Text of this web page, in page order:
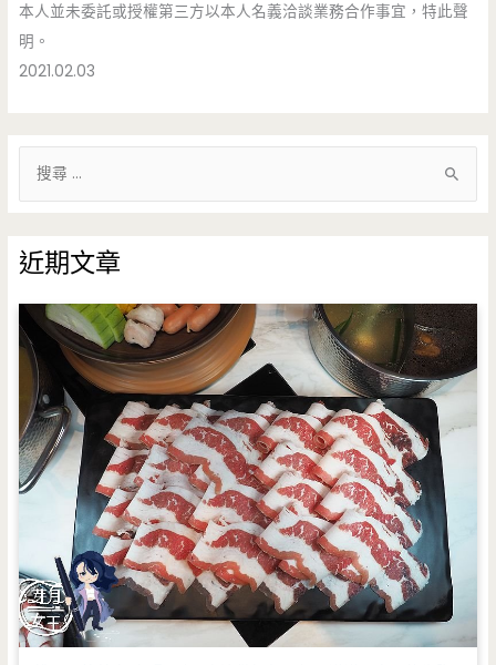
本人並未委託或授權第三方以本人名義洽談業務合作事宜，特此聲
明。
2021.02.03
鍵
字
:
近期文章